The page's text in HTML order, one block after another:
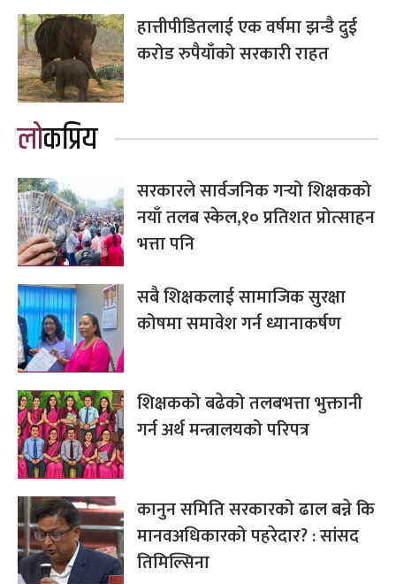
हात्तीपीडितलाई एक वर्षमा झन्डै दुई
करोड रुपैयाँको सरकारी राहत
लोकप्रिय
सरकारले सार्वजनिक गर्‍यो शिक्षकको
नयाँ तलब स्केल,१० प्रतिशत प्रोत्साहन
भत्ता पनि
सबै शिक्षकलाई सामाजिक सुरक्षा
कोषमा समावेश गर्न ध्यानाकर्षण
शिक्षकको बढेको तलबभत्ता भुक्तानी
गर्न अर्थ मन्त्रालयको परिपत्र
कानुन समिति सरकारको ढाल बन्ने कि
मानवअधिकारको पहरेदार? : सांसद
तिमिल्सिना